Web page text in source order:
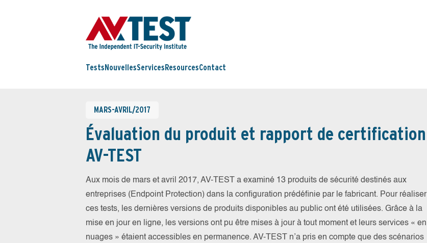
Tests NouvellesServices ResourcesContact
MARS-AVRIL/2017
Évaluation du produit et rapport de certification
AV-TEST
Aux mois de mars et avril 2017, AV-TEST a examiné 13 produits de sécurité destinés aux
entreprises (Endpoint Protection) dans la configuration prédéfinie par le fabricant. Pour réaliser
ces tests, les dernières versions de produits disponibles au public ont été utilisées. Grâce à la
mise en jour en ligne, les versions ont pu être mises à jour à tout moment et leurs services « en
nuages » étaient accessibles en permanence. AV-TEST n’a pris en compte que des scénarios